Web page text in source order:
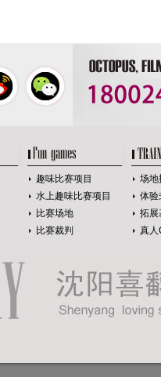
趣味比赛项目
水上趣味比赛项目
比赛场地
比赛裁判
场地
体验
拓展
真人